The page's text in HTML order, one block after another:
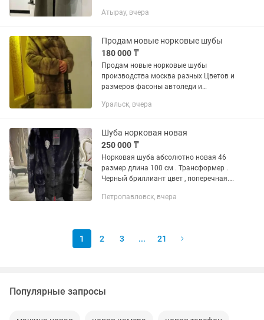
Атырау, вчера
Продам новые норковые шубы
180 000 ₸
Продам новые норковые шубы
производства москва разных Цветов и
размеров фасоны автоледи и
Уральск, вчера
Шуба норковая новая
250 000 ₸
Норковая шуба абсолютно новая 46
размер длина 100 см . Трансформер .
Черный бриллиант цвет , поперечная.
каждая по 250.000
Петропавловск, вчера
1 2 3 ... 21
Популярные запросы